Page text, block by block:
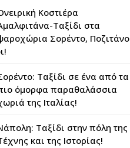
Κοστιέρα
Ταξίδι στα
Σορέντο, Ποζιτάνο
Ταξίδι σε ένα από τα
όμορφα παραθαλάσσια
της Ιταλίας!
Tαξίδι στην πόλη της
και της Ιστορίας!